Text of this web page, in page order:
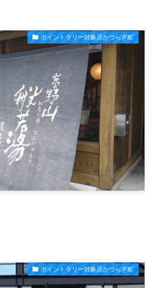
ポイントラリー対象店かつらぎ町
ポイントラリー対象店かつらぎ町